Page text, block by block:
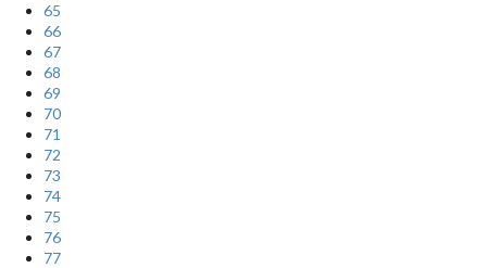
65
66
67
68
69
70
71
72
73
74
75
76
77